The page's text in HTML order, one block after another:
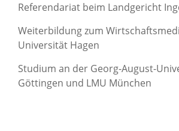
Referendariat beim Landgericht
Weiterbildung zum
Universität Hagen
Studium an der Georg-August-
Göttingen und LMU München